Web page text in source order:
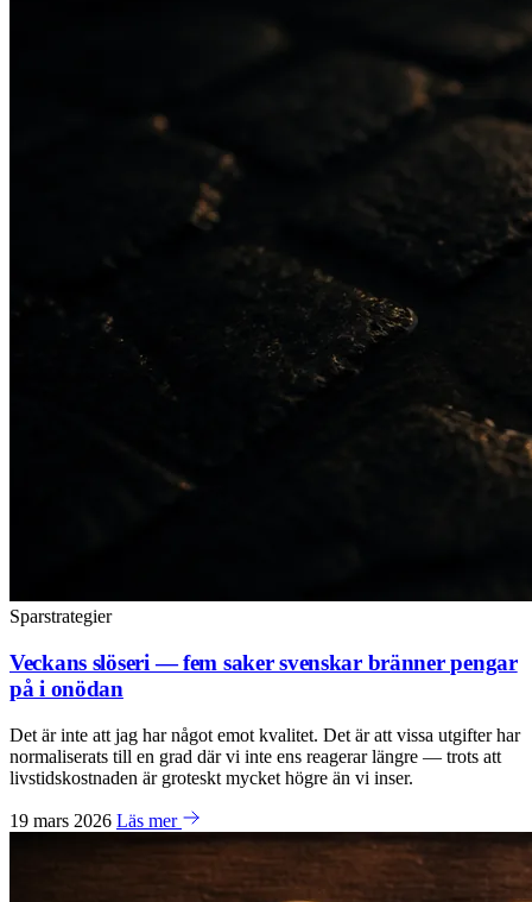
Sparstrategier
Veckans slöseri — fem saker svenskar bränner pengar
på i onödan
Det är inte att jag har något emot kvalitet. Det är att vissa utgifter har
normaliserats till en grad där vi inte ens reagerar längre — trots att
livstidskostnaden är groteskt mycket högre än vi inser.
19 mars 2026 Läs mer